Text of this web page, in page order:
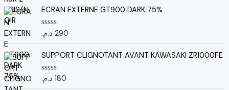
e
s
r
x
t
x
u
ECRAN EXTERNE GT900 DARK 75%
N
o
e
s
r
290 د.م.
SUPPORT CLIGNOTANT AVANT KAWASAKI ZR1000FE
N
o
180 د.م.